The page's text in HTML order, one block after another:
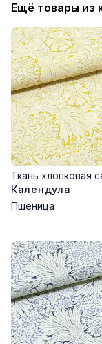
Ещё товары из
Ткань хлопковая
Календула
Пшеница